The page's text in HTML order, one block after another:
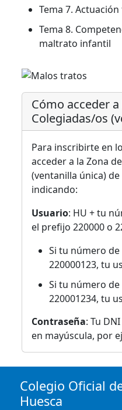
Tema 7.
Tema 8.
maltrato infantil
Cómo acceder
Colegiadas/os
Para inscribirte en
acceder a la Zona
(ventanilla única)
indicando:
Usuario: HU + tu
el prefijo 220000 o
Si tu número
220000123, tu
Si tu número
220001234, tu
Contraseña: Tu
en mayúscula, por
Colegio Oficial
Huesca